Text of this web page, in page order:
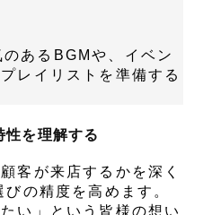
あるBGMや、イベン
レイリストを準備する
を理解する
客が来店するかを深く
の精度を高めます。
い」という皆様の想い